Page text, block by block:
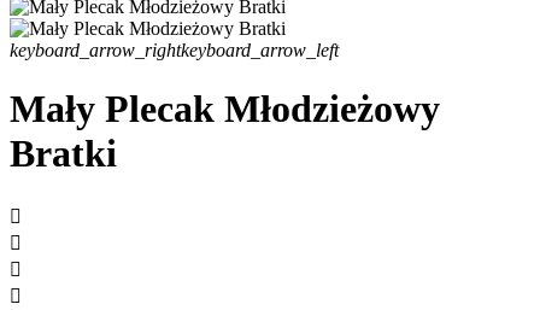
keyboard_arrow_rightkeyboard_arrow_left
Mały Plecak Młodzieżowy
Bratki



